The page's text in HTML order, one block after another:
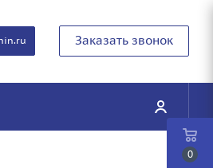
Заказать звонок
0